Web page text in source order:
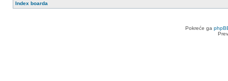
Index boarda
Pokreće ga